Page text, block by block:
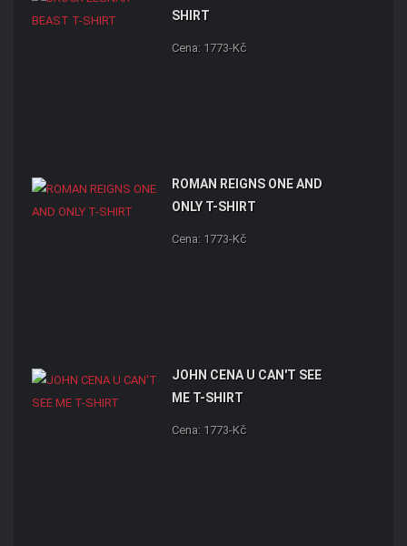
SHIRT
Cena: 1773-Kč
ROMAN REIGNS ONE AND
ONLY T-SHIRT
Cena: 1773-Kč
JOHN CENA U CAN'T SEE
ME T-SHIRT
Cena: 1773-Kč